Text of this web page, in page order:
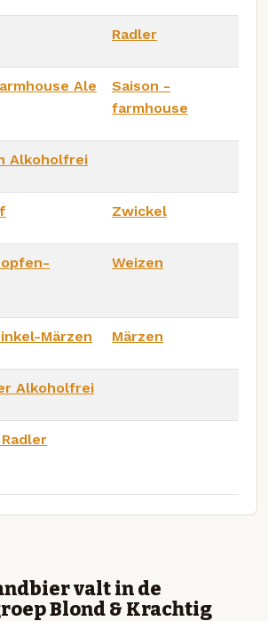
Radler
Ale
Saison -
farmhouse
Alkoholfrei
Zwickel
Weizen
Märzen Märzen
Alkoholfrei
valt in de
Blond & Krachtig